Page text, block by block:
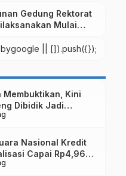
Gedung Rektorat
Mulai
Teknis
|| []).push({});
Membuktikan, Kini
Dibidik Jadi
Nasional Kredit
Capai Rp4,96